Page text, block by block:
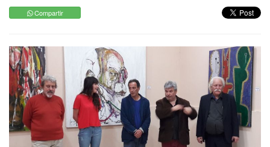
Compartir